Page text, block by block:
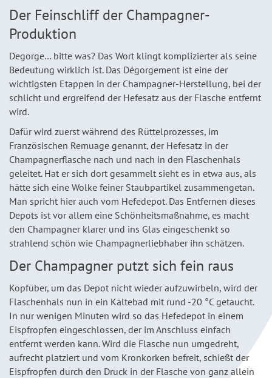
Der Feinschliff der Champagner-
Produktion
Degorge… bitte was? Das Wort klingt komplizierter als seine
Bedeutung wirklich ist. Das Dégorgement ist eine der
wichtigsten Etappen in der Champagner-Herstellung, bei der
schlicht und ergreifend der Hefesatz aus der Flasche entfernt
wird.
Dafür wird zuerst während des Rüttelprozesses, im
Französischen Remuage genannt, der Hefesatz in der
Champagnerflasche nach und nach in den Flaschenhals
geleitet. Hat er sich dort gesammelt sieht es in etwa aus, als
hätte sich eine Wolke feiner Staubpartikel zusammengetan.
Man spricht hier auch vom Hefedepot. Das Entfernen dieses
Depots ist vor allem eine Schönheitsmaßnahme, es macht
den Champagner klarer und ins Glas eingeschenkt so
strahlend schön wie Champagnerliebhaber ihn schätzen.
Der Champagner putzt sich fein raus
Kopfüber, um das Depot nicht wieder aufzuwirbeln, wird der
Flaschenhals nun in ein Kältebad mit rund -20 °C getaucht.
In nur wenigen Minuten wird so das Hefedepot in einem
Eispfropfen eingeschlossen, der im Anschluss einfach
entfernt werden kann. Wird die Flasche nun umgedreht,
aufrecht platziert und vom Kronkorken befreit, schießt der
Eispfropfen durch den Druck in der Flasche von ganz allein